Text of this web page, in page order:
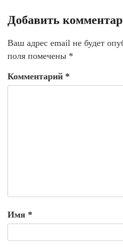
Добавить
Ваш адрес email не будет
поля помечены *
Комментарий *
Имя *